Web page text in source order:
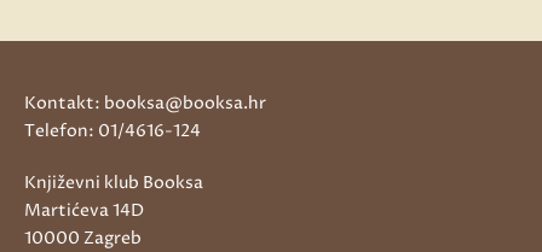
Kontakt: booksa@booksa.hr
Telefon: 01/4616-124
Književni klub Booksa
Martićeva 14D
10000 Zagreb